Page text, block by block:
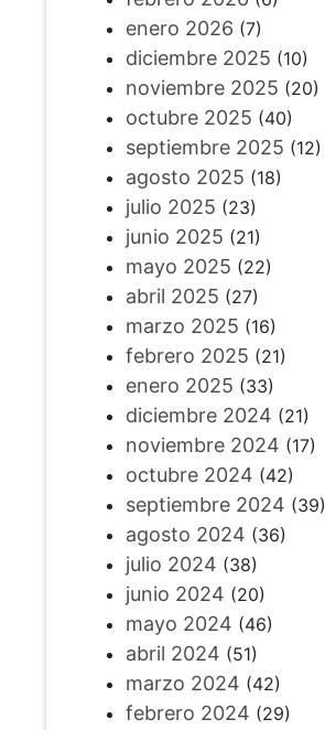
enero 2026 (7)
diciembre 2025 (10)
noviembre 2025 (20)
octubre 2025 (40)
septiembre 2025 (12)
agosto 2025 (18)
julio 2025 (23)
junio 2025 (21)
mayo 2025 (22)
abril 2025 (27)
marzo 2025 (16)
febrero 2025 (21)
enero 2025 (33)
diciembre 2024 (21)
noviembre 2024 (17)
octubre 2024 (42)
septiembre 2024 (39)
agosto 2024 (36)
julio 2024 (38)
junio 2024 (20)
mayo 2024 (46)
abril 2024 (51)
marzo 2024 (42)
febrero 2024 (29)